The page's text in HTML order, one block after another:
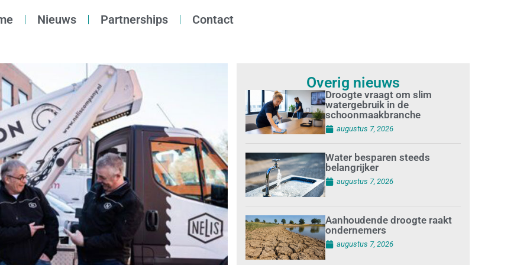
Nieuws Partnerships Contact
Overig nieuws
Droogte vraagt om slim
watergebruik in de
schoonmaakbranche
augustus 7, 2026
Water besparen steeds
belangrijker
augustus 7, 2026
Aanhoudende droogte raakt
ondernemers
augustus 7, 2026